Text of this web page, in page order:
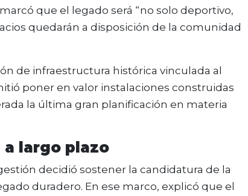
que el legado será “no solo deportivo,
quedarán a disposición de la comunidad
de infraestructura histórica vinculada al
poner en valor instalaciones construidas
la última gran planificación en materia
largo plazo
decidió sostener la candidatura de la
duradero. En ese marco, explicó que el